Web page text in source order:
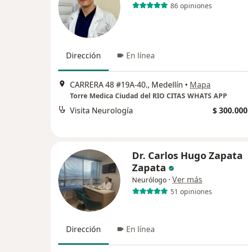
86 opiniones
Dirección En línea
CARRERA 48 #19A-40., Medellín • Mapa
Torre Medica Ciudad del RIO CITAS WHATS APP
Visita Neurología $ 300.000
Dr. Carlos Hugo Zapata
Zapata
Neurólogo · Ver más
51 opiniones
Dirección En línea